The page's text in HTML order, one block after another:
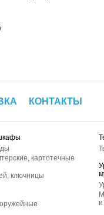
КОНТАКТЫ
картотечные
ключницы